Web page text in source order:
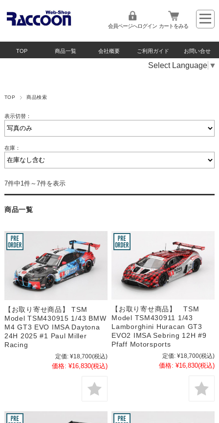
会員ページへログイン カートをみる
TOP 商品一覧 会社概要 ご利用ガイド お問い合せ
Select Language ▼
TOP 商品検索
表示切替：
在庫：
7件中1件～7件を表示
商品一覧
【お取り寄せ商品】 TSM
Model TSM430915 1/43 BMW
M4 GT3 EVO IMSA Daytona
24H 2025 #1 Paul Miller
Racing
定価: ¥18,700(税込)
価格: ¥16,830(税込)
【お取り寄せ商品】 TSM
Model TSM430911 1/43
Lamborghini Huracan GT3
EVO2 IMSA Sebring 12H #9
Pfaff Motorsports
定価: ¥18,700(税込)
価格: ¥16,830(税込)